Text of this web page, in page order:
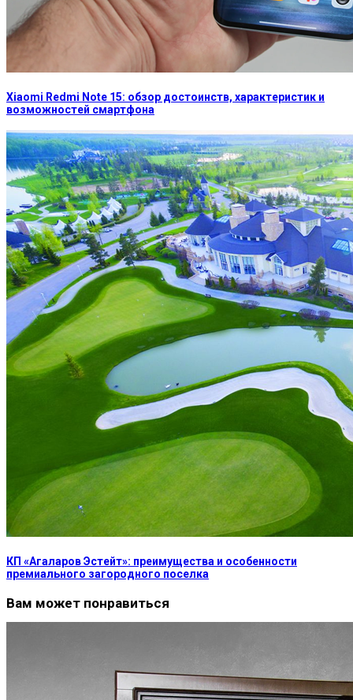
Xiaomi Redmi Note 15: обзор достоинств, характеристик и
возможностей смартфона
КП «Агаларов Эстейт»: преимущества и особенности
премиального загородного поселка
Вам может понравиться